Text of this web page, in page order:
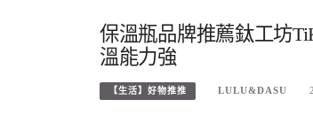
保溫瓶品牌推薦鈦工坊
溫能力強
【生活】好物推推 LULU&DASU